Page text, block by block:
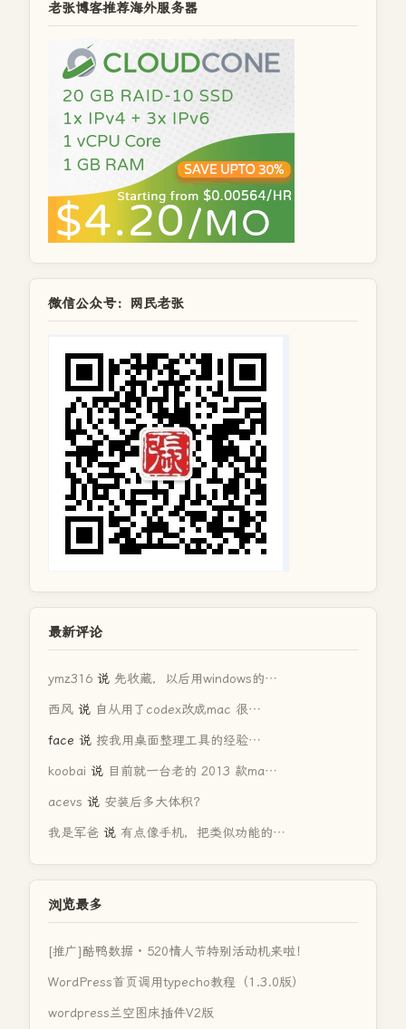
老张博客推荐海外服务器
微信公众号：网民老张
最新评论
ymz316 说 先收藏，以后用windows的…
西风 说 自从用了codex改成mac 很…
face 说 按我用桌面整理工具的经验…
koobai 说 目前就一台老的 2013 款ma…
acevs 说 安装后多大体积？
我是军爸 说 有点像手机，把类似功能的…
浏览最多
[推广]酷鸭数据 · 520情人节特别活动机来啦！
WordPress首页调用typecho教程（1.3.0版）
wordpress兰空图床插件V2版